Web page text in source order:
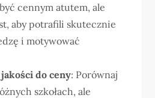
cennym atutem, ale
aby potrafili skutecznie
i motywować
do ceny: Porównaj
szkołach, ale